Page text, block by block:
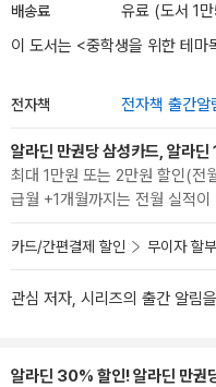
배송료
유료 (도서 1
이 도서는 <중학생을 위한 테마
전자책 전자책 출간알
알라딘 만권당 삼성카드, 알라
최대 1만원 또는 2만원 할인(
급월 +1개월까지는 전월 실적
카드/간편결제 할인 무이자 할부
관심 저자, 시리즈의 출간 알림
알라딘 30% 할인! 알라딘 만권